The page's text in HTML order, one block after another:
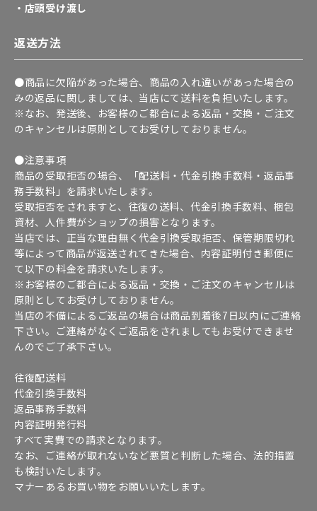
・店頭受け渡し
返送方法
●商品に欠陥があった場合、商品の入れ違いがあった場合の
みの返品に関しましては、当店にて送料を負担いたします。
※なお、発送後、お客様のご都合による返品・交換・ご注文
のキャンセルは原則としてお受けしておりません。
●注意事項
商品の受取拒否の場合、「配送料・代金引換手数料・返品事
務手数料」を請求いたします。
受取拒否をされますと、往復の送料、代金引換手数料、梱包
資材、人件費がショップの損害となります。
当店では、正当な理由無く代金引換受取拒否、保管期限切れ
等によって商品が返送されてきた場合、内容証明付き郵便に
て以下の料金を請求いたします。
※お客様のご都合による返品・交換・ご注文のキャンセルは
原則としてお受けしておりません。
当店の不備によるご返品の場合は商品到着後7日以内にご連絡
下さい。ご連絡がなくご返品をされましてもお受けできませ
んのでご了承下さい。
往復配送料
代金引換手数料
返品事務手数料
内容証明発行料
すべて実費での請求となります。
なお、ご連絡が取れないなど悪質と判断した場合、法的措置
も検討いたします。
マナーあるお買い物をお願いいたします。